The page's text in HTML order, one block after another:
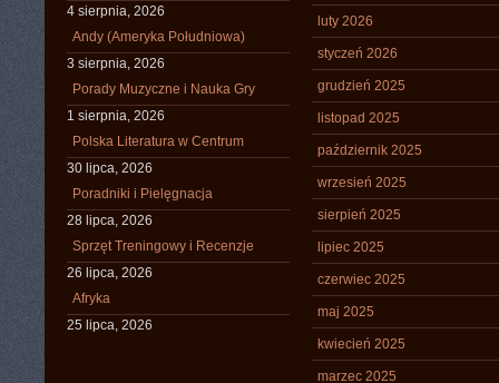
4 sierpnia, 2026
Andy (Ameryka Południowa)
3 sierpnia, 2026
Porady Muzyczne i Nauka Gry
1 sierpnia, 2026
Polska Literatura w Centrum
30 lipca, 2026
Poradniki i Pielęgnacja
28 lipca, 2026
Sprzęt Treningowy i Recenzje
26 lipca, 2026
Afryka
25 lipca, 2026
luty 2026
styczeń 2026
grudzień 2025
listopad 2025
październik 2025
wrzesień 2025
sierpień 2025
lipiec 2025
czerwiec 2025
maj 2025
kwiecień 2025
marzec 2025